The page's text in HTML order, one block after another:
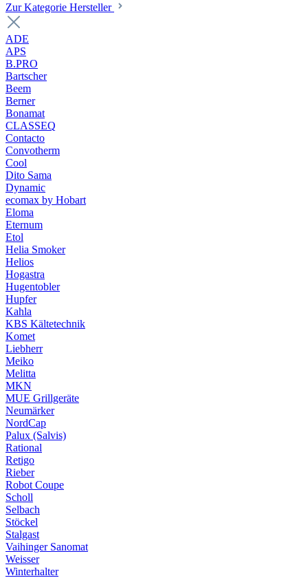
Zur Kategorie Hersteller
ADE
APS
B.PRO
Bartscher
Beem
Berner
Bonamat
CLASSEQ
Contacto
Convotherm
Cool
Dito Sama
Dynamic
ecomax by Hobart
Eloma
Eternum
Etol
Helia Smoker
Helios
Hogastra
Hugentobler
Hupfer
Kahla
KBS Kältetechnik
Komet
Liebherr
Meiko
Melitta
MKN
MUE Grillgeräte
Neumärker
NordCap
Palux (Salvis)
Rational
Retigo
Rieber
Robot Coupe
Scholl
Selbach
Stöckel
Stalgast
Vaihinger Sanomat
Weisser
Winterhalter